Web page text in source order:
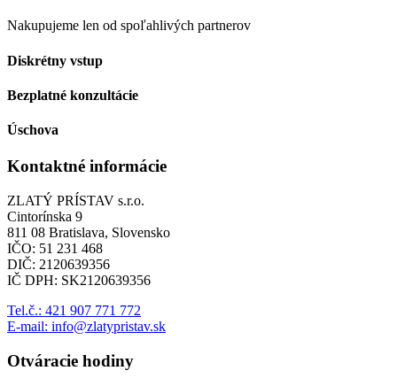
Nakupujeme len od spoľahlivých partnerov
Diskrétny vstup
Bezplatné konzultácie
Úschova
Kontaktné informácie
ZLATÝ PRÍSTAV s.r.o.
Cintorínska 9
811 08 Bratislava, Slovensko
IČO: 51 231 468
DIČ: 2120639356
IČ DPH: SK2120639356
Tel.č.: 421 907 771 772
E-mail: info@zlatypristav.sk
Otváracie hodiny